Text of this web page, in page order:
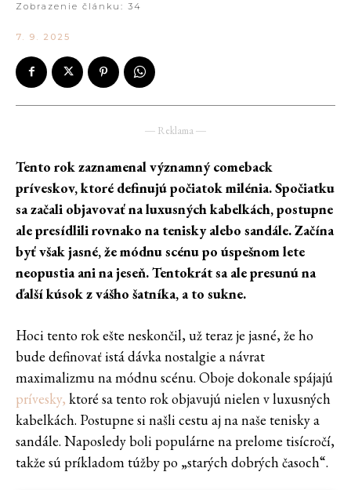
Zobrazenie článku: 34
7. 9. 2025
― Reklama ―
Tento rok zaznamenal významný comeback
príveskov, ktoré definujú počiatok milénia. Spočiatku
sa začali objavovať na luxusných kabelkách, postupne
ale presídlili rovnako na tenisky alebo sandále. Začína
byť však jasné, že módnu scénu po úspešnom lete
neopustia ani na jeseň. Tentokrát sa ale presunú na
ďalší kúsok z vášho šatníka, a to sukne.
Hoci tento rok ešte neskončil, už teraz je jasné, že ho
bude definovať istá dávka nostalgie a návrat
maximalizmu na módnu scénu. Oboje dokonale spájajú
prívesky, ktoré sa tento rok objavujú nielen v luxusných
kabelkách. Postupne si našli cestu aj na naše tenisky a
sandále. Naposledy boli populárne na prelome tisícročí,
takže sú príkladom túžby po „starých dobrých časoch“.